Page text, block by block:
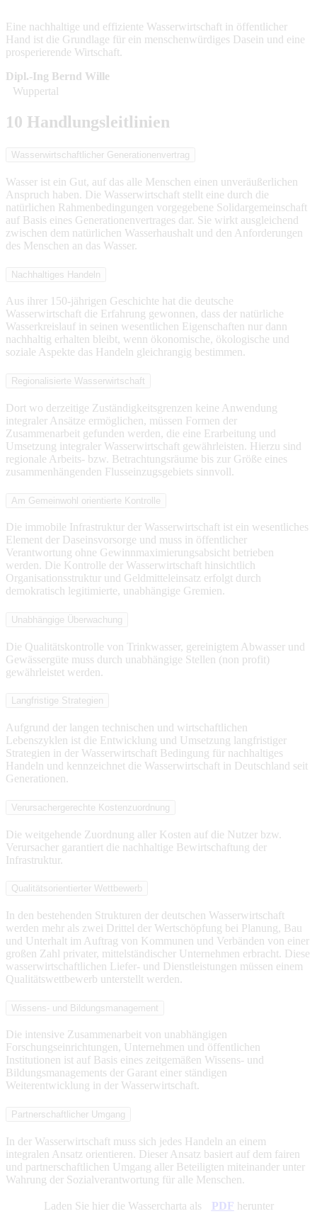
Eine nachhaltige und effiziente Wasserwirtschaft in öffentlicher
Hand ist die Grundlage für ein menschenwürdiges Dasein und eine
prosperierende Wirtschaft.
Dipl.-Ing Bernd Wille
Wuppertal
10 Handlungsleitlinien
Wasserwirtschaftlicher Generationenvertrag
Wasser ist ein Gut, auf das alle Menschen einen unveräußerlichen
Anspruch haben. Die Wasserwirtschaft stellt eine durch die
natürlichen Rahmenbedingungen vorgegebene Solidargemeinschaft
auf Basis eines Generationenvertrages dar. Sie wirkt ausgleichend
zwischen dem natürlichen Wasserhaushalt und den Anforderungen
des Menschen an das Wasser.
Nachhaltiges Handeln
Aus ihrer 150-jährigen Geschichte hat die deutsche
Wasserwirtschaft die Erfahrung gewonnen, dass der natürliche
Wasserkreislauf in seinen wesentlichen Eigenschaften nur dann
nachhaltig erhalten bleibt, wenn ökonomische, ökologische und
soziale Aspekte das Handeln gleichrangig bestimmen.
Regionalisierte Wasserwirtschaft
Dort wo derzeitige Zuständigkeitsgrenzen keine Anwendung
integraler Ansätze ermöglichen, müssen Formen der
Zusammenarbeit gefunden werden, die eine Erarbeitung und
Umsetzung integraler Wasserwirtschaft gewährleisten. Hierzu sind
regionale Arbeits- bzw. Betrachtungsräume bis zur Größe eines
zusammenhängenden Flusseinzugsgebiets sinnvoll.
Am Gemeinwohl orientierte Kontrolle
Die immobile Infrastruktur der Wasserwirtschaft ist ein wesentliches
Element der Daseinsvorsorge und muss in öffentlicher
Verantwortung ohne Gewinnmaximierungsabsicht betrieben
werden. Die Kontrolle der Wasserwirtschaft hinsichtlich
Organisationsstruktur und Geldmitteleinsatz erfolgt durch
demokratisch legitimierte, unabhängige Gremien.
Unabhängige Überwachung
Die Qualitätskontrolle von Trinkwasser, gereinigtem Abwasser und
Gewässergüte muss durch unabhängige Stellen (non profit)
gewährleistet werden.
Langfristige Strategien
Aufgrund der langen technischen und wirtschaftlichen
Lebenszyklen ist die Entwicklung und Umsetzung langfristiger
Strategien in der Wasserwirtschaft Bedingung für nachhaltiges
Handeln und kennzeichnet die Wasserwirtschaft in Deutschland seit
Generationen.
Verursachergerechte Kostenzuordnung
Die weitgehende Zuordnung aller Kosten auf die Nutzer bzw.
Verursacher garantiert die nachhaltige Bewirtschaftung der
Infrastruktur.
Qualitätsorientierter Wettbewerb
In den bestehenden Strukturen der deutschen Wasserwirtschaft
werden mehr als zwei Drittel der Wertschöpfung bei Planung, Bau
und Unterhalt im Auftrag von Kommunen und Verbänden von einer
großen Zahl privater, mittelständischer Unternehmen erbracht. Diese
wasserwirtschaftlichen Liefer- und Dienstleistungen müssen einem
Qualitätswettbewerb unterstellt werden.
Wissens- und Bildungsmanagement
Die intensive Zusammenarbeit von unabhängigen
Forschungseinrichtungen, Unternehmen und öffentlichen
Institutionen ist auf Basis eines zeitgemäßen Wissens- und
Bildungsmanagements der Garant einer ständigen
Weiterentwicklung in der Wasserwirtschaft.
Partnerschaftlicher Umgang
In der Wasserwirtschaft muss sich jedes Handeln an einem
integralen Ansatz orientieren. Dieser Ansatz basiert auf dem fairen
und partnerschaftlichen Umgang aller Beteiligten miteinander unter
Wahrung der Sozialverantwortung für alle Menschen.
Laden Sie hier die Wassercharta als PDF herunter